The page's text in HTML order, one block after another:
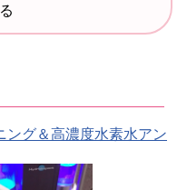
ング＆高濃度水素水アン